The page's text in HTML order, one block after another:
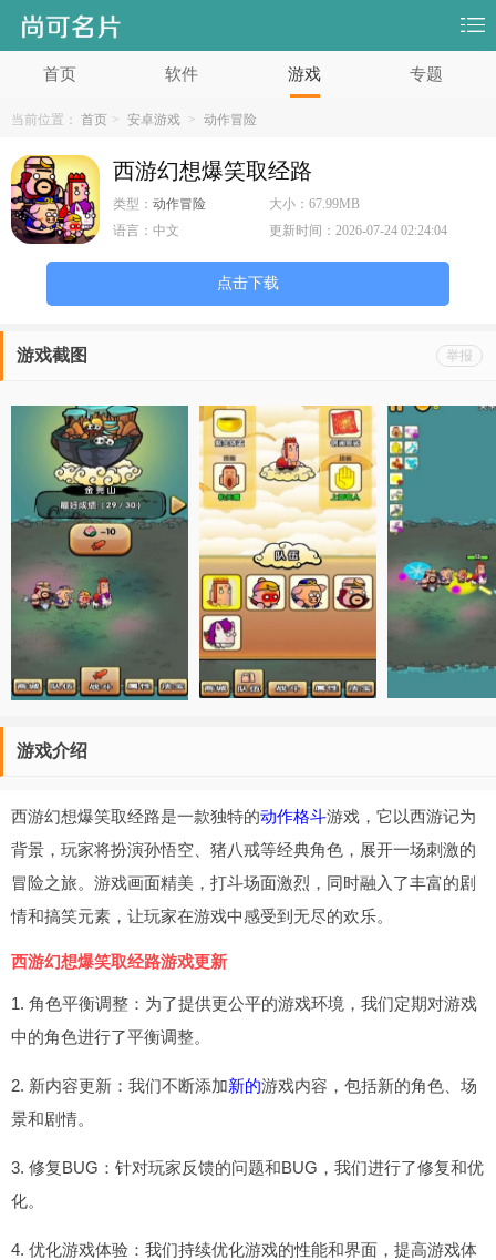
首页 软件 游戏 专题
当前位置： 首页 > 安卓游戏 > 动作冒险
西游幻想爆笑取经路
类型： 动作冒险 大小：67.99MB
语言： 中文 更新时间：2026-07-24 02:24:04
点击下载
举报
游戏截图
游戏介绍
西游幻想爆笑取经路是一款独特的动作格斗游戏，它以西游记为
背景，玩家将扮演孙悟空、猪八戒等经典角色，展开一场刺激的
冒险之旅。游戏画面精美，打斗场面激烈，同时融入了丰富的剧
情和搞笑元素，让玩家在游戏中感受到无尽的欢乐。
西游幻想爆笑取经路游戏更新
1. 角色平衡调整：为了提供更公平的游戏环境，我们定期对游戏
中的角色进行了平衡调整。
2. 新内容更新：我们不断添加新的游戏内容，包括新的角色、场
景和剧情。
3. 修复BUG：针对玩家反馈的问题和BUG，我们进行了修复和优
化。
4. 优化游戏体验：我们持续优化游戏的性能和界面，提高游戏体